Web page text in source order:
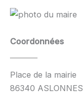
Coordonnées
Place de la mairie
86340 ASLONNES